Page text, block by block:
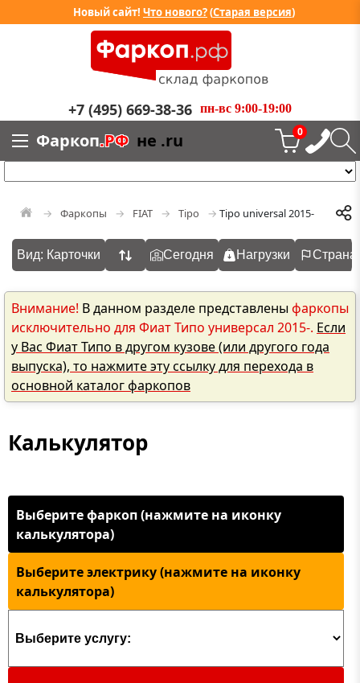
Новый сайт! Что нового?(Старая версия)
+7 (495) 669-38-36 пн-вс 9:00-19:00
Фаркоп.РФ не .ru 0
Фаркопы FIAT Tipo Tipo universal 2015-
Вид: Карточки Сегодня Нагрузки Страна
Внимание! В данном разделе представлены фаркопы
исключительно для Фиат Типо универсал 2015-. Если
у Вас Фиат Типо в другом кузове (или другого года
выпуска), то нажмите эту ссылку для перехода в
основной каталог фаркопов
Калькулятор
Выберите фаркоп (нажмите на иконку
калькулятора)
Выберите электрику (нажмите на иконку
калькулятора)